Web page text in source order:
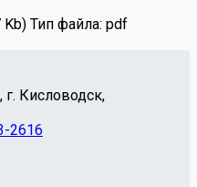
Kb) Тип файла: pdf
г. Кисловодск,
2616